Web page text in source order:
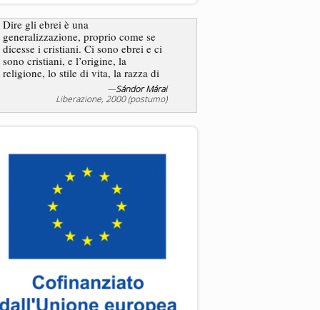
Dire gli ebrei è una
generalizzazione, proprio come se
dicesse i cristiani. Ci sono ebrei e ci
sono cristiani, e l’origine, la
religione, lo stile di vita, la razza di
sicuro comportano tanti tratti...
—Sándor Márai
Liberazione, 2000 (postumo)